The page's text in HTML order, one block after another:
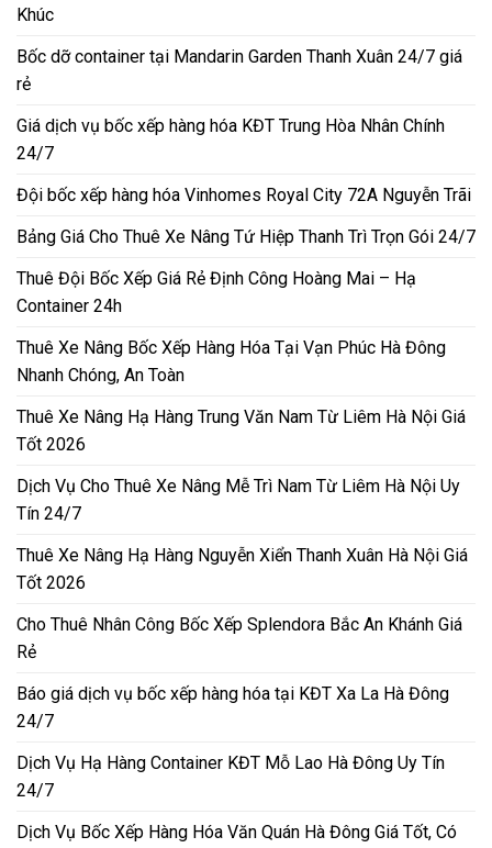
Khúc
Bốc dỡ container tại Mandarin Garden Thanh Xuân 24/7 giá
rẻ
Giá dịch vụ bốc xếp hàng hóa KĐT Trung Hòa Nhân Chính
24/7
Đội bốc xếp hàng hóa Vinhomes Royal City 72A Nguyễn Trãi
Bảng Giá Cho Thuê Xe Nâng Tứ Hiệp Thanh Trì Trọn Gói 24/7
Thuê Đội Bốc Xếp Giá Rẻ Định Công Hoàng Mai – Hạ
Container 24h
Thuê Xe Nâng Bốc Xếp Hàng Hóa Tại Vạn Phúc Hà Đông
Nhanh Chóng, An Toàn
Thuê Xe Nâng Hạ Hàng Trung Văn Nam Từ Liêm Hà Nội Giá
Tốt 2026
Dịch Vụ Cho Thuê Xe Nâng Mễ Trì Nam Từ Liêm Hà Nội Uy
Tín 24/7
Thuê Xe Nâng Hạ Hàng Nguyễn Xiển Thanh Xuân Hà Nội Giá
Tốt 2026
Cho Thuê Nhân Công Bốc Xếp Splendora Bắc An Khánh Giá
Rẻ
Báo giá dịch vụ bốc xếp hàng hóa tại KĐT Xa La Hà Đông
24/7
Dịch Vụ Hạ Hàng Container KĐT Mỗ Lao Hà Đông Uy Tín
24/7
Dịch Vụ Bốc Xếp Hàng Hóa Văn Quán Hà Đông Giá Tốt, Có